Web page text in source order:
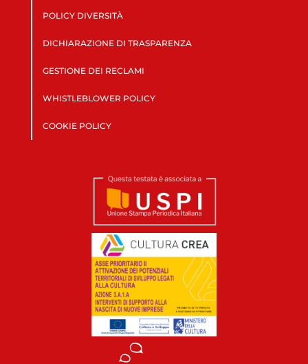
POLICY DIVERSITÀ
DICHIARAZIONE DI TRASPARENZA
GESTIONE DEI RECLAMI
WHISTLEBLOWER POLICY
COOKIE POLICY